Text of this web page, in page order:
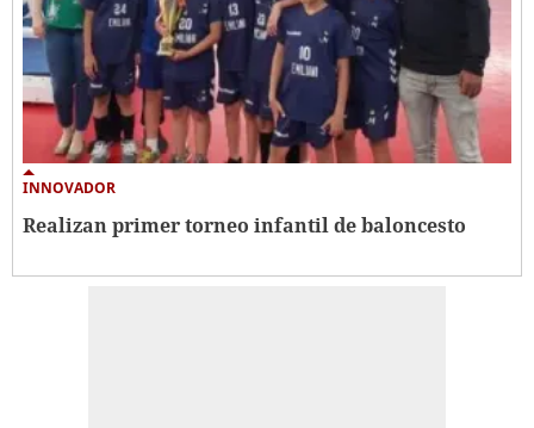
INNOVADOR
Realizan primer torneo infantil de baloncesto